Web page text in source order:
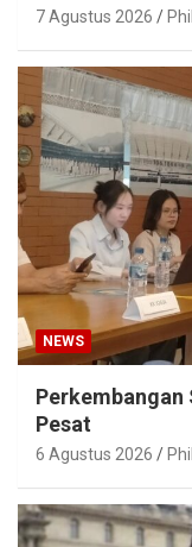
7 Agustus 2026
NEWS
Perkembangan
Pesat
6 Agustus 2026